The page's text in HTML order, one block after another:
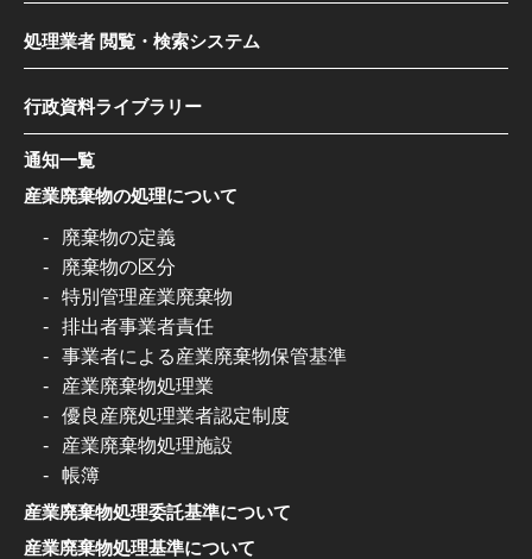
処理業者 閲覧・検索システム
行政資料ライブラリー
通知一覧
産業廃棄物の処理について
廃棄物の定義
廃棄物の区分
特別管理産業廃棄物
排出者事業者責任
事業者による産業廃棄物保管基準
産業廃棄物処理業
優良産廃処理業者認定制度
産業廃棄物処理施設
帳簿
産業廃棄物処理委託基準について
産業廃棄物処理基準について